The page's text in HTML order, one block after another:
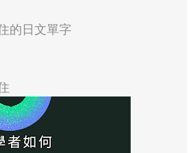
的日文單字